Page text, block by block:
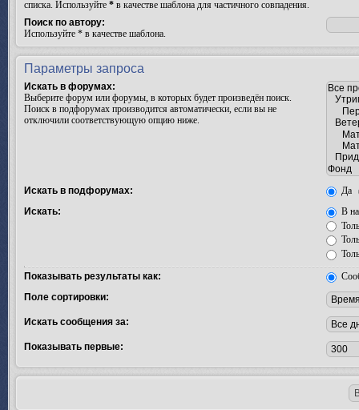
списка. Используйте * в качестве шаблона для частичного совпадения.
Поиск по автору:
Используйте * в качестве шаблона.
Параметры запроса
Искать в форумах:
Выберите форум или форумы, в которых будет произведён поиск.
Поиск в подфорумах производится автоматически, если вы не
отключили соответствующую опцию ниже.
Искать в подфорумах:
Да
Искать:
В
Показывать результаты как:
Поле сортировки:
Искать сообщения за:
Показывать первые: